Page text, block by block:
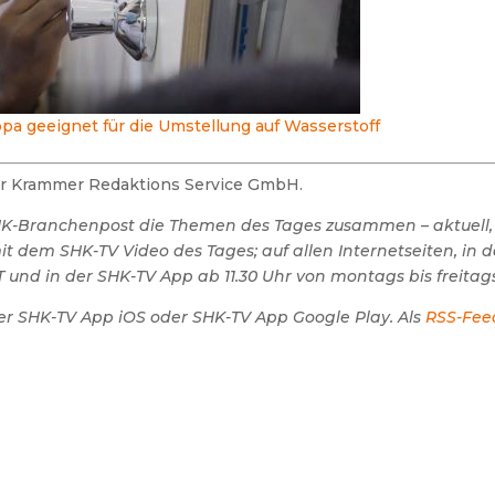
geeignet für die Umstellung auf Wasserstoff
Redaktions Service GmbH.
Branchenpost die Themen des Tages zusammen – aktuell,
SHK-TV Video des Tages; auf allen Internetseiten, in
in der SHK-TV App ab 11.30 Uhr von montags bis
SHK-TV App iOS oder SHK-TV App Google Play. AlsRSS-